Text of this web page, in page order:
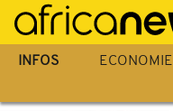
Passer
au
contenu
INFOS ECONOMIE